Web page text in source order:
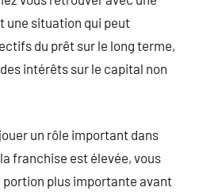
une situation qui peut
du prêt sur le long terme,
intérêts sur le capital non
un rôle important dans
franchise est élevée, vous
plus importante avant